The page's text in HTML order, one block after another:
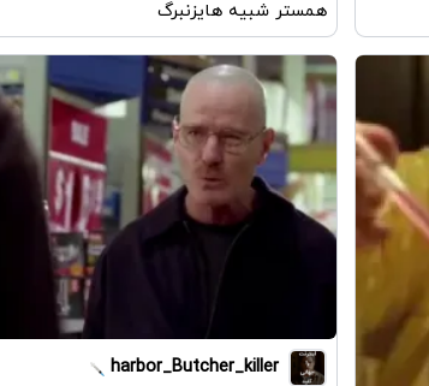
همستر شبیه هایزنبرگ
harbor_Butcher_killer